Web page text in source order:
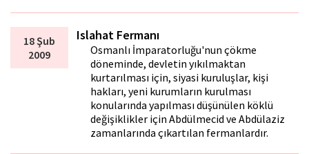
18 Şub
2009
Islahat Fermanı
Osmanlı İmparatorluğu'nun çökme
döneminde, devletin yıkılmaktan
kurtarılması için, siyasi kuruluşlar, kişi
hakları, yeni kurumların kurulması
konularında yapılması düşünülen köklü
değişiklikler için Abdülmecid ve Abdülaziz
zamanlarında çıkartılan fermanlardır.